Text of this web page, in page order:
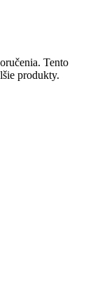
Tento
produkty.